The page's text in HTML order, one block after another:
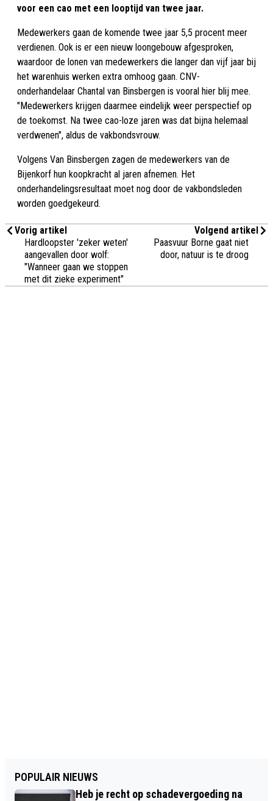
voor een cao met een looptijd van twee jaar.
Medewerkers gaan de komende twee jaar 5,5 procent meer
verdienen. Ook is er een nieuw loongebouw afgesproken,
waardoor de lonen van medewerkers die langer dan vijf jaar bij
het warenhuis werken extra omhoog gaan. CNV-
onderhandelaar Chantal van Binsbergen is vooral hier blij mee.
"Medewerkers krijgen daarmee eindelijk weer perspectief op
de toekomst. Na twee cao-loze jaren was dat bijna helemaal
verdwenen", aldus de vakbondsvrouw.
Volgens Van Binsbergen zagen de medewerkers van de
Bijenkorf hun koopkracht al jaren afnemen. Het
onderhandelingsresultaat moet nog door de vakbondsleden
worden goedgekeurd.
Vorig artikel
Hardloopster 'zeker weten'
aangevallen door wolf:
"Wanneer gaan we stoppen
met dit zieke experiment"
Volgend artikel
Paasvuur Borne gaat niet
door, natuur is te droog
POPULAIR NIEUWS
Heb je recht op schadevergoeding na